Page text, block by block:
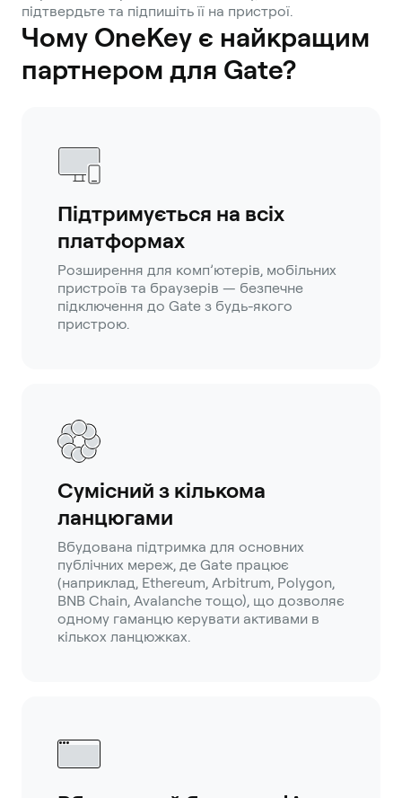
підтвердьте та підпишіть її на пристрої.
Чому OneKey є найкращим
партнером для Gate?
Підтримується на всіх
платформах
Розширення для комп’ютерів, мобільних
пристроїв та браузерів — безпечне
підключення до Gate з будь-якого
пристрою.
Сумісний з кількома
ланцюгами
Вбудована підтримка для основних
публічних мереж, де Gate працює
(наприклад, Ethereum, Arbitrum, Polygon,
BNB Chain, Avalanche тощо), що дозволяє
одному гаманцю керувати активами в
кількох ланцюжках.